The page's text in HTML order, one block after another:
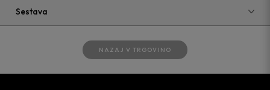
Sestava
NAZAJ V TRGOVINO